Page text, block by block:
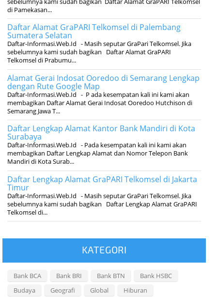
di Pamekasan...
Daftar Alamat GraPARI Telkomsel di Palembang
Sumatera Selatan
Daftar-Informasi.Web.Id - Masih seputar GraPari Telkomsel. Jika
sebelumnya kami sudah bagikan Daftar Alamat GraPARI
Telkomsel di Prabumu...
Alamat Gerai Indosat Ooredoo di Semarang Lengkap
dengan Rute Google Map
Daftar-Informasi.Web.Id - P ada kesempatan kali ini kami akan
membagikan Daftar Alamat Gerai Indosat Ooredoo Hutchison di
Semarang Jawa T...
Daftar Lengkap Alamat Kantor Bank Mandiri di Kota
Surabaya
Daftar-Informasi.Web.Id - Pada kesempatan kali ini kami akan
membagikan Daftar Lengkap Alamat dan Nomor Telepon Bank
Mandiri di Kota Surab...
Daftar Lengkap Alamat GraPARI Telkomsel di Jakarta
Timur
Daftar-Informasi.Web.Id - Masih seputar GraPari Telkomsel. Jika
sebelumnya kami sudah bagikan Daftar Lengkap Alamat GraPARI
Telkomsel di...
KATEGORI
Bank BCA Bank BRI Bank BTN
Bank HSBC
Budaya
Geografi Global
Hiburan